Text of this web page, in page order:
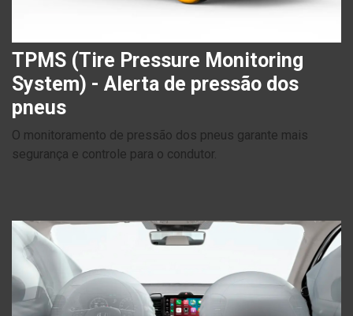
TPMS (Tire Pressure Monitoring
System) - Alerta de pressão dos
pneus
O monitoramento de pressão dos pneus garante mais
segurança e controle para o condutor.